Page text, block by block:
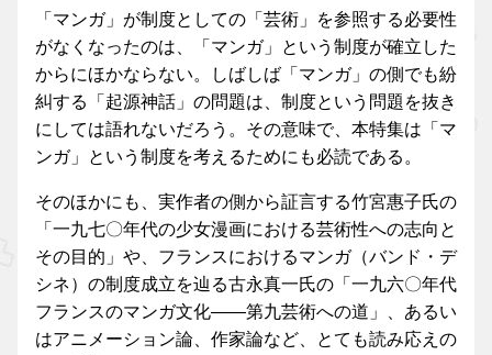
「マンガ」が制度としての「芸術」を参照する必要性
がなくなったのは、「マンガ」という制度が確立した
からにほかならない。しばしば「マンガ」の側でも紛
糾する「起源神話」の問題は、制度という問題を抜き
にしては語れないだろう。その意味で、本特集は「マ
ンガ」という制度を考えるためにも必読である。
そのほかにも、実作者の側から証言する竹宮惠子氏の
「一九七〇年代の少女漫画における芸術性への志向と
その目的」や、フランスにおけるマンガ（バンド・デ
シネ）の制度成立を辿る古永真一氏の「一九六〇年代
フランスのマンガ文化——第九芸術への道」、あるい
はアニメーション論、作家論など、とても読み応えの